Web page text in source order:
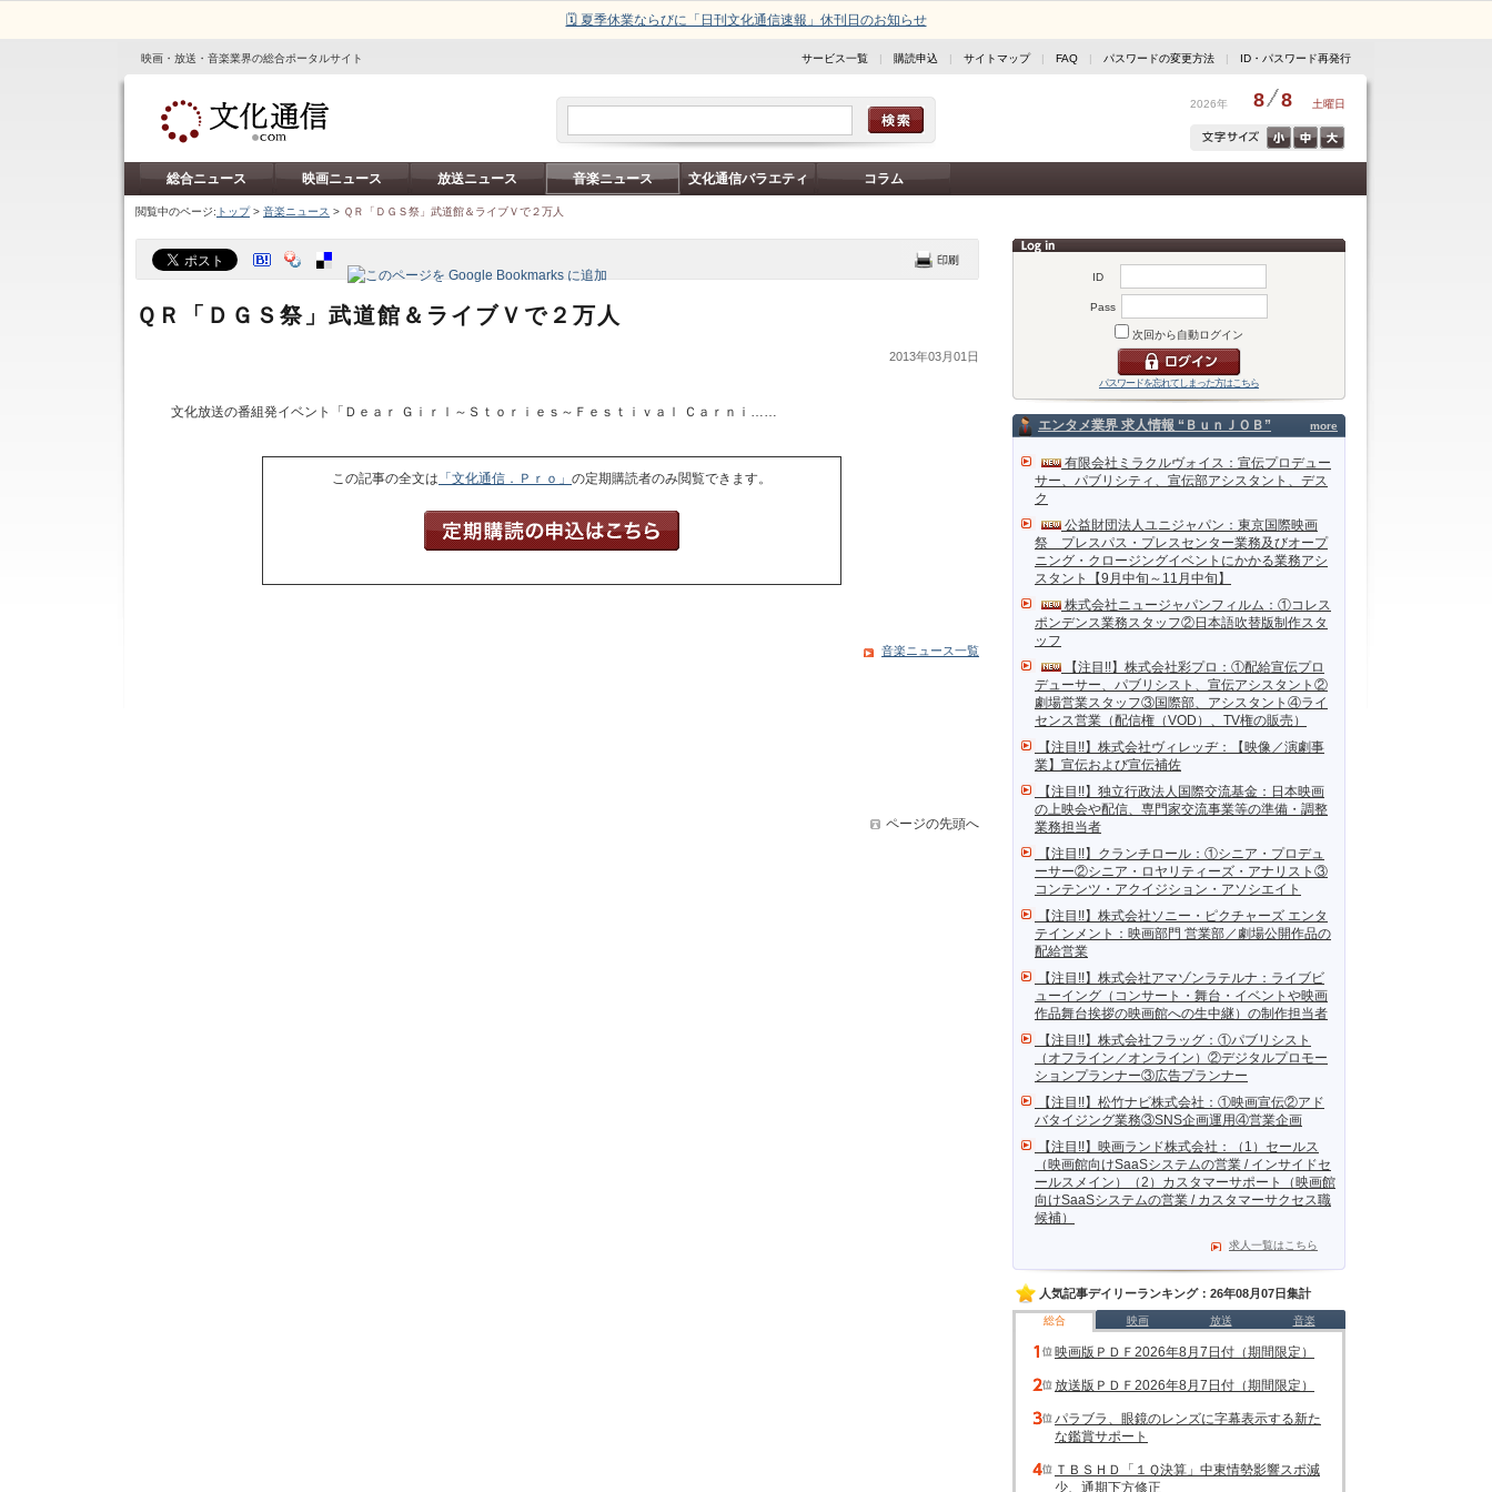
🗓️ 夏季休業ならびに「日刊文化通信速報」休刊日のお知らせ
映画・放送・音楽業界の総合ポータルサイト サービス一覧 | 購読申込 | サイトマップ| FAQ | パスワードの変更方法 | ID・パスワード再発行
2026年 8 8 土曜日
総合ニュース 映画ニュース 放送ニュース 音楽ニュース 文化通信バラエティ コラム
閲覧中のページ: トップ> 音楽ニュース > ＱＲ「ＤＧＳ祭」武道館＆ライブＶで２万人
ID
Pass
次回から自動ログイン
パスワードを忘れてしまった方はこちら
more
エンタメ業界 求人情報 “ＢｕｎＪＯＢ”
有限会社ミラクルヴォイス：宣伝プロデュー
サー、パブリシティ、宣伝部アシスタント、デス
ク
公益財団法人ユニジャパン：東京国際映画
祭 プレスパス・プレスセンター業務及びオープ
ニング・クロージングイベントにかかる業務アシ
スタント【9月中旬～11月中旬】
株式会社ニュージャパンフィルム：①コレス
ポンデンス業務スタッフ②日本語吹替版制作スタ
ッフ
【注目!!】株式会社彩プロ：①配給宣伝プロ
デューサー、パブリシスト、宣伝アシスタント②
劇場営業スタッフ③国際部、アシスタント④ライ
センス営業（配信権（VOD）、TV権の販売）
【注目!!】株式会社ヴィレッヂ：【映像／演劇事
業】宣伝および宣伝補佐
【注目!!】独立行政法人国際交流基金：日本映画
の上映会や配信、専門家交流事業等の準備・調整
業務担当者
【注目!!】クランチロール：①シニア・プロデュ
ーサー②シニア・ロヤリティーズ・アナリスト③
コンテンツ・アクイジション・アソシエイト
【注目!!】株式会社ソニー・ピクチャーズ エンタ
テインメント：映画部門 営業部／劇場公開作品の
配給営業
【注目!!】株式会社アマゾンラテルナ：ライブビ
ューイング（コンサート・舞台・イベントや映画
作品舞台挨拶の映画館への生中継）の制作担当者
【注目!!】株式会社フラッグ：①パブリシスト
（オフライン／オンライン）②デジタルプロモー
ションプランナー③広告プランナー
【注目!!】松竹ナビ株式会社：①映画宣伝②アド
バタイジング業務③SNS企画運用④営業企画
【注目!!】映画ランド株式会社：（1）セールス
（映画館向けSaaSシステムの営業 / インサイドセ
ールスメイン）（2）カスタマーサポート（映画館
向けSaaSシステムの営業 / カスタマーサクセス職
候補）
求人一覧はこちら
人気記事デイリーランキング：26年08月07日集計
総合 映画 放送 音楽
映画版ＰＤＦ2026年8月7日付（期間限定）
放送版ＰＤＦ2026年8月7日付（期間限定）
パラブラ、眼鏡のレンズに字幕表示する新た
な鑑賞サポート
ＴＢＳＨＤ「１Ｑ決算」中東情勢影響スポ減
少、通期下方修正
ＱＲ「ＤＧＳ祭」武道館＆ライブＶで２万人
2013年03月01日
文化放送の番組発イベント「Ｄｅａｒ Ｇｉｒｌ～Ｓｔｏｒｉｅｓ～Ｆｅｓｔｉｖａｌ Ｃａｒｎｉ……
この記事の全文は 「文化通信．Ｐｒｏ」 の定期購読者のみ閲覧できます。
音楽ニュース一覧
ページの先頭へ